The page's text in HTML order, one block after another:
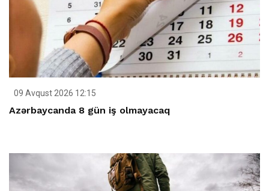
09 Avqust 2026 12:15
Azərbaycanda 8 gün iş olmayacaq